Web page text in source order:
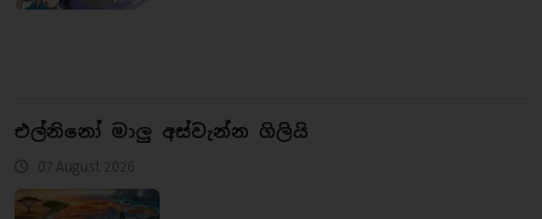
එල්නිනෝ මාලු අස්වැන්න ගිලියි
07 August 2026